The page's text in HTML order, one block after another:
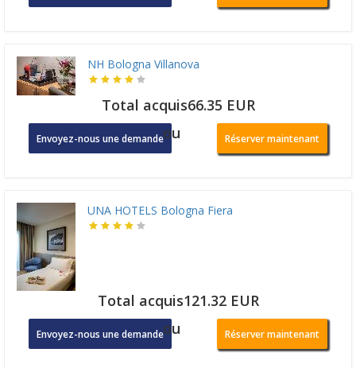
NH Bologna Villanova
Total acquis66.35 EUR
Envoyez-nous une demandeou Réserver maintenant
UNA HOTELS Bologna Fiera
Total acquis121.32 EUR
Envoyez-nous une demandeou Réserver maintenant